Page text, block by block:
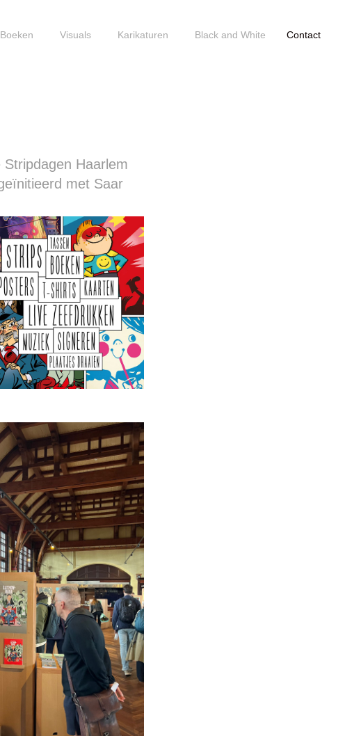
Boeken Visuals Karikaturen Black and White Contact
Haarlem
met Saar